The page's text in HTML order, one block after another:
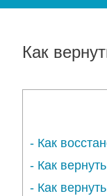
Как
- Как
- Как
- Как